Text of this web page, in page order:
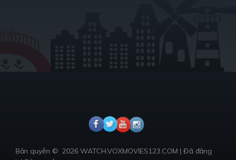
Bản quyền © 2026 WATCH.VOXMOVIES123.COM | Đã đăng